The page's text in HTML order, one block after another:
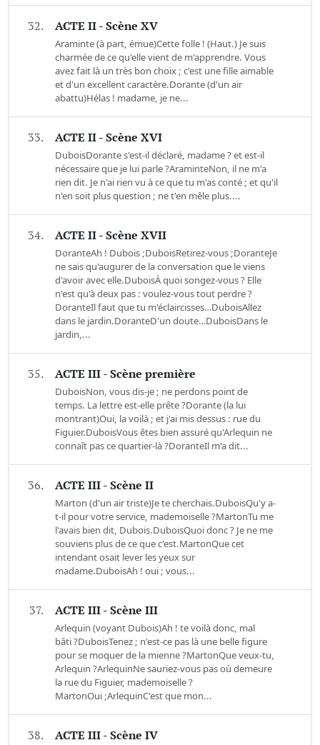
32. ACTE II - Scène XV
Araminte (à part, émue)Cette folle ! (Haut.) Je suis
charmée de ce qu'elle vient de m'apprendre. Vous
avez fait là un très bon choix ; c'est une fille aimable
et d'un excellent caractère.Dorante (d'un air
abattu)Hélas ! madame, je ne...
33. ACTE II - Scène XVI
DuboisDorante s'est-il déclaré, madame ? et est-il
nécessaire que je lui parle ?AraminteNon, il ne m'a
rien dit. Je n'ai rien vu à ce que tu m'as conté ; et qu'il
n'en soit plus question ; ne t'en mêle plus....
34. ACTE II - Scène XVII
DoranteAh ! Dubois ;DuboisRetirez-vous ;DoranteJe
ne sais qu'augurer de la conversation que le viens
d'avoir avec elle.DuboisÀ quoi songez-vous ? Elle
n'est qu'à deux pas : voulez-vous tout perdre ?
DoranteIl faut que tu m'éclaircisses…DuboisAllez
dans le jardin.DoranteD'un doute…DuboisDans le
jardin,...
35. ACTE III - Scène première
DuboisNon, vous dis-je ; ne perdons point de
temps. La lettre est-elle prête ?Dorante (la lui
montrant)Oui, la voilà ; et j'ai mis dessus : rue du
Figuier.DuboisVous êtes bien assuré qu'Arlequin ne
connaît pas ce quartier-là ?DoranteIl m'a dit...
36. ACTE III - Scène II
Marton (d'un air triste)Je te cherchais.DuboisQu'y a-
t-il pour votre service, mademoiselle ?MartonTu me
l'avais bien dit, Dubois.DuboisQuoi donc ? Je ne me
souviens plus de ce que c'est.MartonQue cet
intendant osait lever les yeux sur
madame.DuboisAh ! oui ; vous...
37. ACTE III - Scène III
Arlequin (voyant Dubois)Ah ! te voilà donc, mal
bâti ?DuboisTenez ; n'est-ce pas là une belle figure
pour se moquer de la mienne ?MartonQue veux-tu,
Arlequin ?ArlequinNe sauriez-vous pas où demeure
la rue du Figuier, mademoiselle ?
MartonOui ;ArlequinC'est que mon...
38. ACTE III - Scène IV